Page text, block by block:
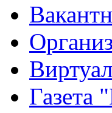
Газета